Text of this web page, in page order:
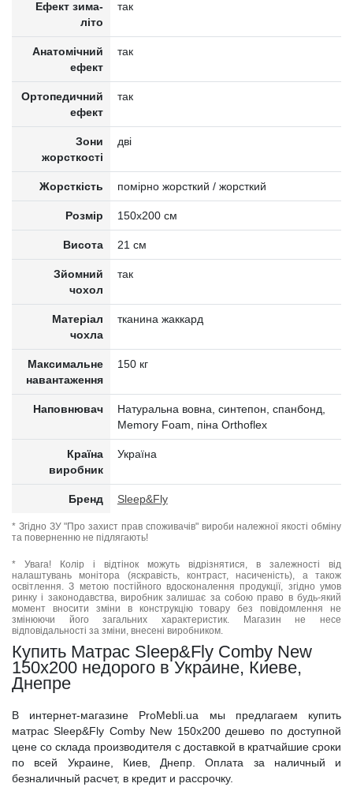
Ефект зима-
літо
так
Анатомічний
ефект
так
Ортопедичний
ефект
так
Зони
жорсткості
дві
Жорсткість помірно жорсткий / жорсткий
Розмір 150x200 см
Висота 21 см
Зйомний
чохол
так
Матеріал
чохла
тканина жаккард
Максимальне
навантаження
150 кг
Наповнювач
Натуральна вовна, синтепон, спанбонд,
Memory Foam, піна Orthoflex
Країна
виробник
Україна
Бренд Sleep&Fly
* Згідно ЗУ "Про захист прав споживачів" вироби належної якості обміну
та поверненню не підлягають!
* Увага! Колір і відтінок можуть відрізнятися, в залежності від
налаштувань монітора (яскравість, контраст, насиченість), а також
освітлення. З метою постійного вдосконалення продукції, згідно умов
ринку і законодавства, виробник залишає за собою право в будь-який
момент вносити зміни в конструкцію товару без повідомлення не
змінюючи його загальних характеристик. Магазин не несе
відповідальності за зміни, внесені виробником.
Купить Матрас Sleep&Fly Comby New
150x200 недорого в Украине, Киеве,
Днепре
В интернет-магазине ProMebli.ua мы предлагаем купить
матрас Sleep&Fly Comby New 150x200 дешево по доступной
цене со склада производителя с доставкой в кратчайшие сроки
по всей Украине, Киев, Днепр. Оплата за наличный и
безналичный расчет, в кредит и рассрочку.